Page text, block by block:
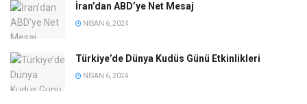
İran’dan ABD’ye Net Mesaj
NISAN 6, 2024
Türkiye’de Dünya Kudüs Günü Etkinlikleri
NISAN 6, 2024